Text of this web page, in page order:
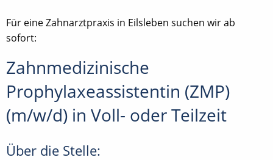
Für eine Zahnarztpraxis in Eilsleben suchen wir ab
sofort:
Zahnmedizinische
Prophylaxeassistentin (ZMP)
(m/w/d) in Voll- oder Teilzeit
Über die Stelle: